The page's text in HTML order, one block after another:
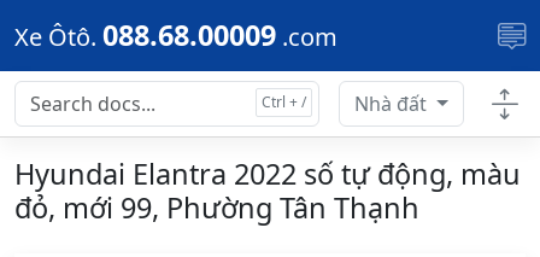
Skip to main content
Xe Ôtô. 088.68.00009 .com
Nhà đất
Hyundai Elantra 2022 số tự động, màu
đỏ, mới 99, Phường Tân Thạnh